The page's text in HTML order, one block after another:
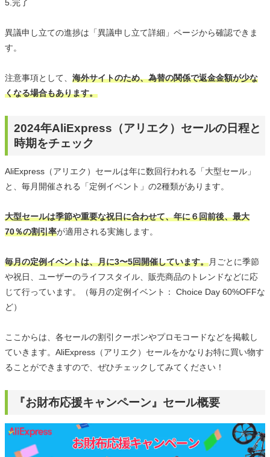
5.完了
異議申し立ての進捗は「異議申し立て詳細」ページから確認できま
す。
注意事項として、 海外サイトのため、為替の関係で返金金額が少な
くなる場合もあります。
2024年AliExpress（アリエク）セールの日程と
時期をチェック
AliExpress（アリエク）セールは年に数回行われる「大型セール」
と、毎月開催される「定例イベント」の2種類があります。
大型セールは季節や重要な祝日に合わせて、年に６回前後、最大
70％の割引率が適用される実施します。
毎月の定例イベントは、月に3〜5回開催しています。月ごとに季節
や祝日、ユーザーのライフスタイル、販売商品のトレンドなどに応
じて行っています。（毎月の定例イベント： Choice Day 60%OFFな
ど）
ここからは、各セールの割引クーポンやプロモコードなどを掲載し
ていきます。AliExpress（アリエク）セールをかなりお特に買い物す
ることができますので、ぜひチェックしてみてください！
『お財布応援キャンペーン』セール概要